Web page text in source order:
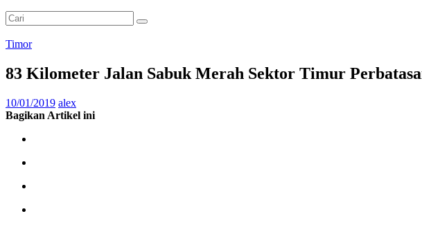
Timor
83 Kilometer Jalan Sabuk Merah Sektor Timur
10/01/2019 alex
Bagikan Artikel ini